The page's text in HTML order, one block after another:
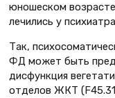
юношеском
лечились у
Так,
ФД может быть
дисфункция
отделов ЖКТ